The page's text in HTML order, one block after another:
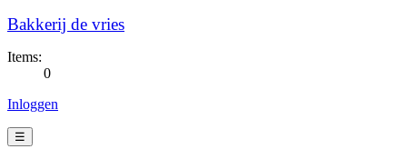
Bakkerij de vries
Items:
0
Inloggen
☰